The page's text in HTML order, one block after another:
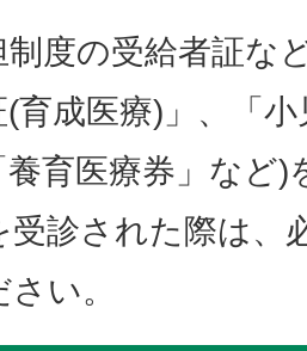
制度の受給者証な
(育成医療)」、「
育医療券」など)
受診された際は、
い。